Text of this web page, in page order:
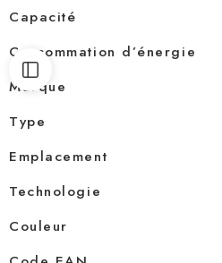
Capacité
Consommation d’énergie
Marque
Type
Emplacement
Technologie
Couleur